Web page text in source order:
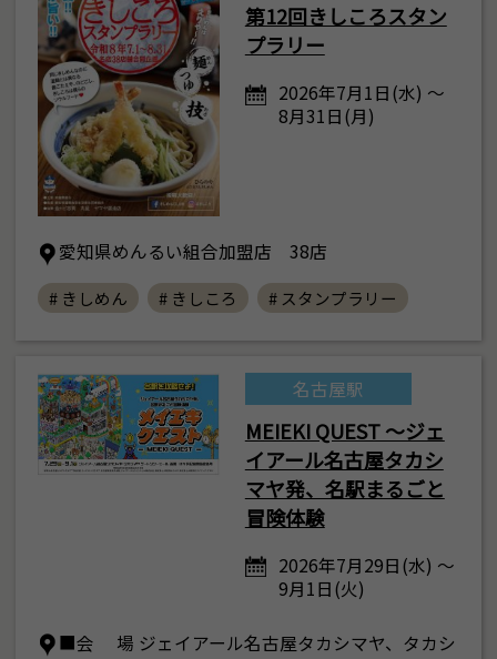
第12回きしころスタン
プラリー
2026年7月1日(水) ～
8月31日(月)
愛知県めんるい組合加盟店 38店
# きしめん # きしころ # スタンプラリー
名古屋駅
MEIEKI QUEST ～ジェ
イアール名古屋タカシ
マヤ発、名駅まるごと
冒険体験
2026年7月29日(水) ～
9月1日(火)
■会 場 ジェイアール名古屋タカシマヤ、タカシ